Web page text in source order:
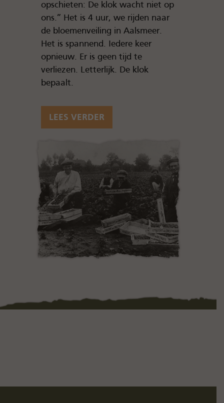
opschieten: De klok wacht niet op
ons.” Het is 4 uur, we rijden naar
de bloemenveiling in Aalsmeer.
Het is spannend. Iedere keer
opnieuw. Er is geen tijd te
verliezen. Letterlijk. De klok
bepaalt.
LEES VERDER